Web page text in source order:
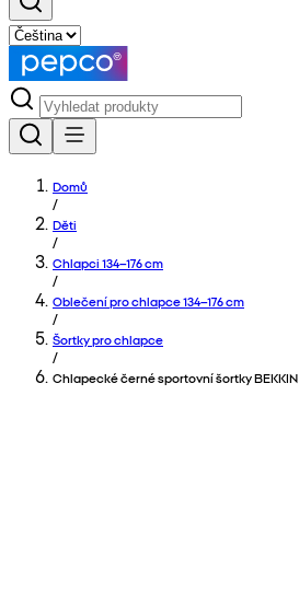
Domů
/
Děti
/
Chlapci 134–176 cm
/
Oblečení pro chlapce 134–176 cm
/
Šortky pro chlapce
/
Chlapecké černé sportovní šortky BEKKIN